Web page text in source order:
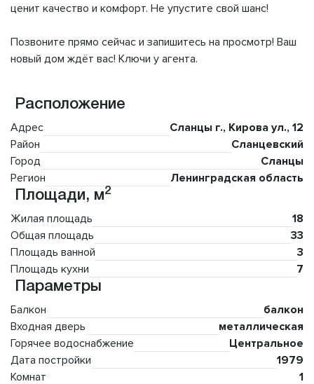
ценит качество и комфорт. Не упустите свой шанс!
Позвоните прямо сейчас и запишитесь на просмотр! Ваш
новый дом ждёт вас! Ключи у агента.
Расположение
Адрес
Сланцы г., Кирова ул., 12
Район
Сланцевский
Город
Сланцы
Регион
Ленинградская область
Площади, м2
Жилая площадь
18
Общая площадь
33
Площадь ванной
3
Площадь кухни
7
Параметры
Балкон
балкон
Входная дверь
металлическая
Горячее водоснабжение
Центральное
Дата постройки
1979
Комнат
1